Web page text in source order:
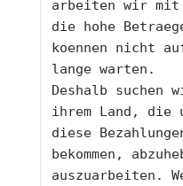
arbeiten wir mit
die hohe
koennen nicht
lange warten.
Deshalb
ihrem Land, die
diese
bekommen,
auszuarbeiten.